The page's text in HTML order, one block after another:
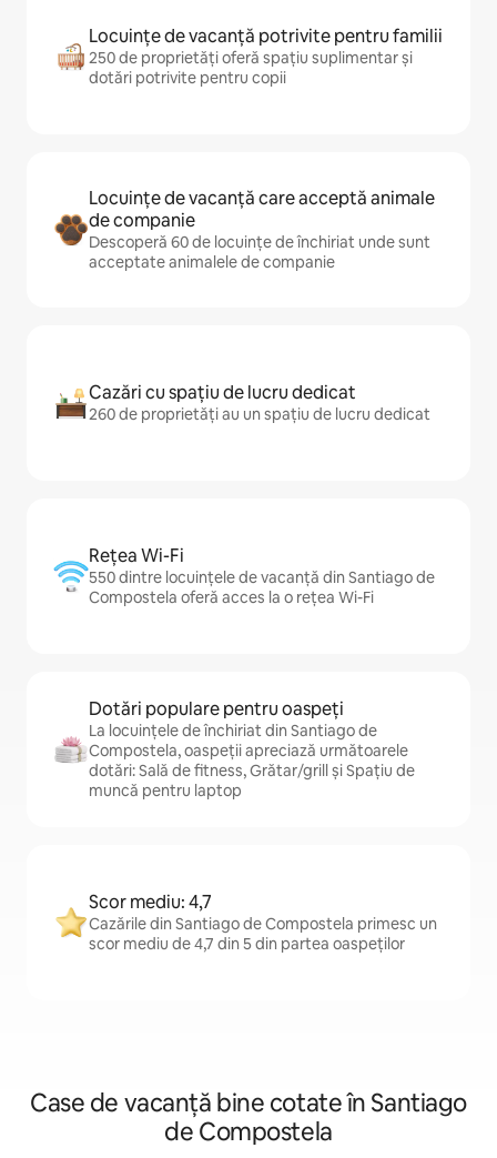
Locuințe de vacanță potrivite pentru familii
250 de proprietăți oferă spațiu suplimentar și
dotări potrivite pentru copii
Locuințe de vacanță care acceptă animale
de companie
Descoperă 60 de locuințe de închiriat unde sunt
acceptate animalele de companie
Cazări cu spațiu de lucru dedicat
260 de proprietăți au un spațiu de lucru dedicat
Rețea Wi-Fi
550 dintre locuințele de vacanță din Santiago de
Compostela oferă acces la o rețea Wi-Fi
Dotări populare pentru oaspeți
La locuințele de închiriat din Santiago de
Compostela, oaspeții apreciază următoarele
dotări: Sală de fitness, Grătar/grill și Spațiu de
muncă pentru laptop
Scor mediu: 4,7
Cazările din Santiago de Compostela primesc un
scor mediu de 4,7 din 5 din partea oaspeților
Case de vacanță bine cotate în Santiago
de Compostela